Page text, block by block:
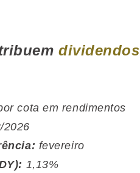
dividendos
cota em rendimentos
2026
fevereiro
1,13%